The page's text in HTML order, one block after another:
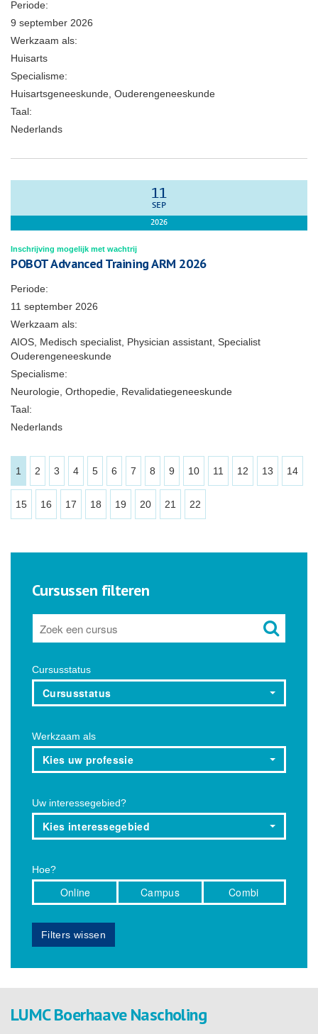
Periode:
9 september 2026
Werkzaam als:
Huisarts
Specialisme:
Huisartsgeneeskunde, Ouderengeneeskunde
Taal:
Nederlands
11
SEP
2026
Inschrijving mogelijk met wachtrij
POBOT Advanced Training ARM 2026
Periode:
11 september 2026
Werkzaam als:
AIOS, Medisch specialist, Physician assistant, Specialist
Ouderengeneeskunde
Specialisme:
Neurologie, Orthopedie, Revalidatiegeneeskunde
Taal:
Nederlands
1 2 3 4 5 6 7 8 9 10 11 12 13 14
15 16 17 18 19 20 21 22
Cursussen filteren
Cursusstatus
Cursusstatus
Werkzaam als
Kies uw professie
Uw interessegebied?
Kies interessegebied
Hoe?
Online Campus Combi
Filters wissen
LUMC Boerhaave Nascholing